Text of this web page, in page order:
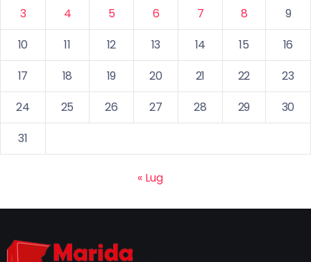
3
4 5 6 7 8
9
10
11 12 13 14 15
16
17
18 19 20 21 22
23
24
25 26 27 28 29
30
31
« Lug